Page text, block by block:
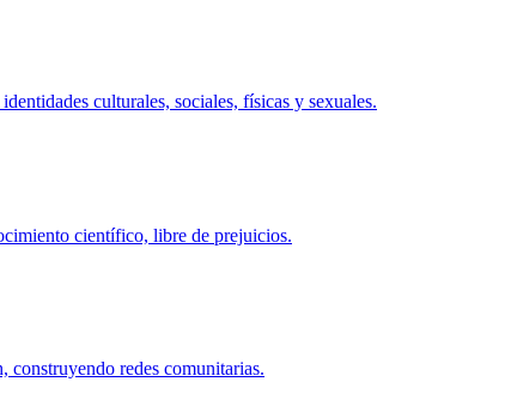
culturales, sociales, físicas y sexuales.
científico, libre de prejuicios.
construyendo redes comunitarias.